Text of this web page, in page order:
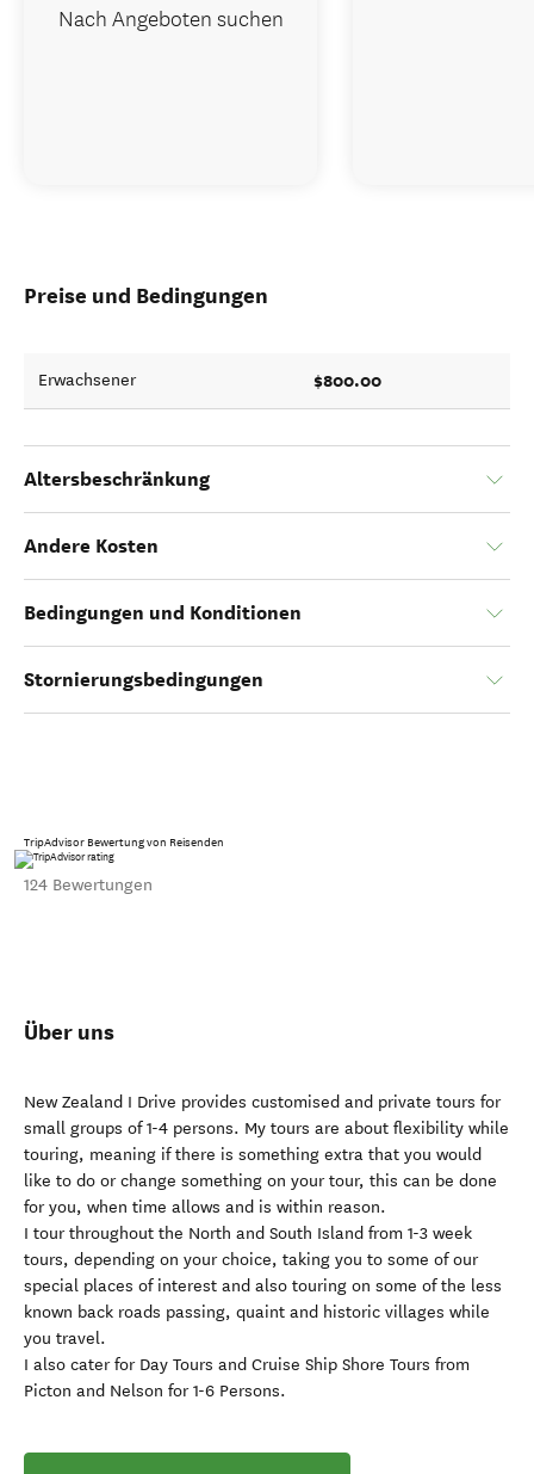
Preise und Bedingungen
Erwachsener $800.00
Altersbeschränkung
Andere Kosten
Bedingungen und Konditionen
Stornierungsbedingungen
TripAdvisor Bewertung von Reisenden
124 Bewertungen
Über uns
New Zealand I Drive provides customised and private tours for
small groups of 1-4 persons. My tours are about flexibility while
touring, meaning if there is something extra that you would
like to do or change something on your tour, this can be done
for you, when time allows and is within reason.
I tour throughout the North and South Island from 1-3 week
tours, depending on your choice, taking you to some of our
special places of interest and also touring on some of the less
known back roads passing, quaint and historic villages while
you travel.
I also cater for Day Tours and Cruise Ship Shore Tours from
Picton and Nelson for 1-6 Persons.
Nach Angeboten suchen